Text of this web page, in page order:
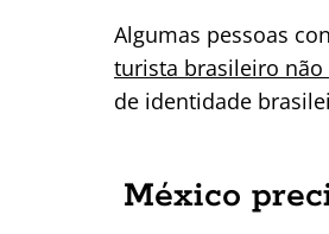
Algumas pessoas
turista brasileiro não
de identidade
México